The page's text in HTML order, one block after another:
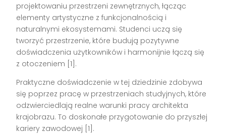
projektowaniu przestrzeni zewnętrznych, łącząc
elementy artystyczne z funkcjonalnością i
naturalnymi ekosystemami. Studenci uczą się
tworzyć przestrzenie, które budują pozytywne
doświadczenia użytkowników i harmonijnie łączą się
z otoczeniem [1].
Praktyczne doświadczenie w tej dziedzinie zdobywa
się poprzez pracę w przestrzeniach studyjnych, które
odzwierciedlają realne warunki pracy architekta
krajobrazu. To doskonałe przygotowanie do przyszłej
kariery zawodowej [1].